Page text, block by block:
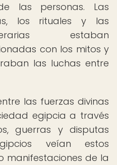
las personas. Las
los rituales y las
estaban
con los mitos y
las luchas entre
las fuerzas divinas
egipcia a través
guerras y disputas
veían estos
manifestaciones de la